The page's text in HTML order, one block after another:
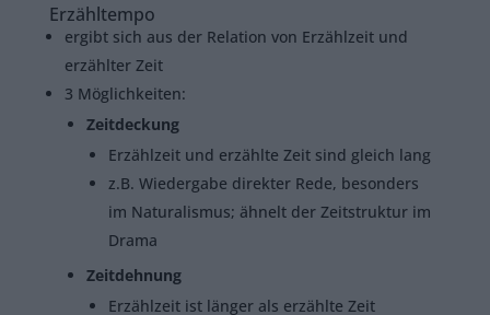
Erzähltempo
ergibt sich aus der Relation von Erzählzeit und
erzählter Zeit
3 Möglichkeiten:
Zeitdeckung
Erzählzeit und erzählte Zeit sind gleich lang
z.B. Wiedergabe direkter Rede, besonders
im Naturalismus; ähnelt der Zeitstruktur im
Drama
Zeitdehnung
Erzählzeit ist länger als erzählte Zeit